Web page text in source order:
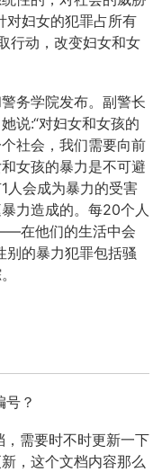
对妇女的犯罪占所有
行动，改变妇女和女
务学院发布。副警长
说:“对妇女和女孩的
社会，我们需要向前
女孩的暴力是不可避
人会成为暴力的受害
力造成的。每20个人
在他们的生活中会
别的暴力犯罪包括骚
？
，需要时不时更新一下
，这个文档内容那么